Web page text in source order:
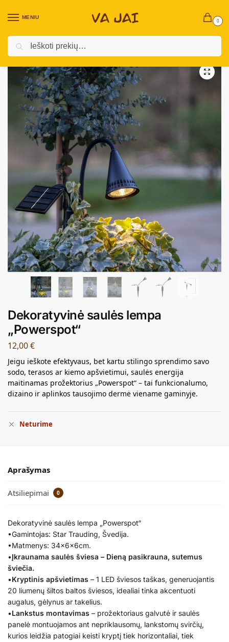
MENIU
0
Pradžia / Lauko dekoracijos
Dekoratyvinė saulės lempa
„Powerspot“
12,00€
Jeigu ieškote efektyvaus, bet kartu stilingo sprendimo savo
sodo, terasos ar kiemo apšvietimui, saulės energija
maitinamas prožektorius „Powerspot“ – tai funkcionalumo,
dizaino ir aplinkos tausojimo dermė viename gaminyje.
Neturime
Aprašymas
Atsiliepimai 0
Dekoratyvinė saulės lempa „Powerspot“
•Gamintojas: Star Trauding, Švedija.
•Matmenys: 34x6x6cm.
•Įkraunama saulės šviesa – Dieną pasikrauna, sutemus
šviečia.
•Kryptinis apšvietimas – 1 LED šviesos taškas, generuojantis
20 liumenų šiltos baltos šviesos, idealiai tinka akcentuoti
augalus, gėlynus ar takelius.
•Lankstus montavimas – prožektoriaus galvutė ir saulės
panelė montuojamos ant nepriklausomų, lankstomų svirčių,
kurios leidžia patogiai keisti kryptį tiek horizontaliai, tiek